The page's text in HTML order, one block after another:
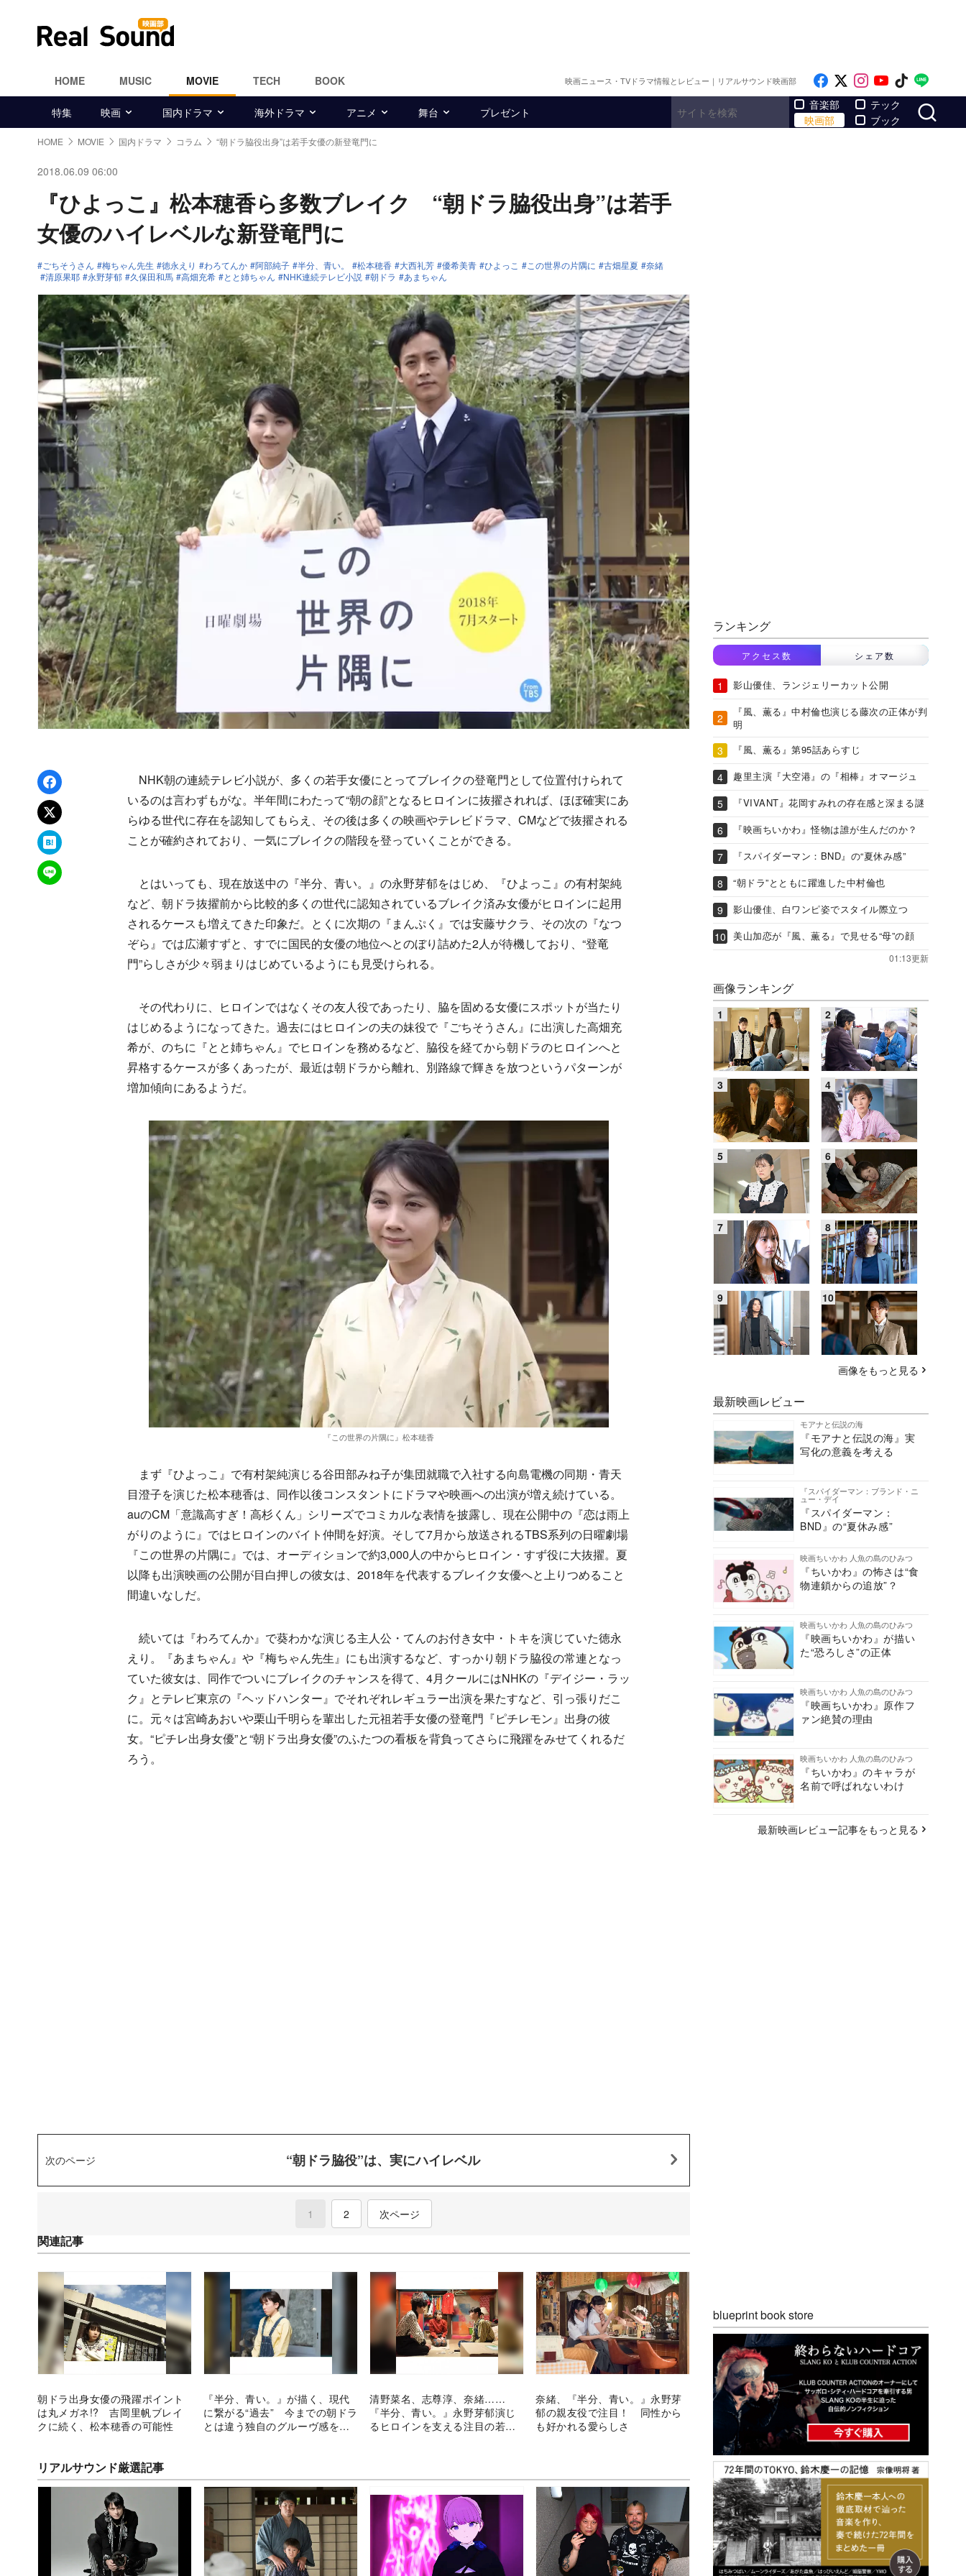
HOME MUSIC MOVIE TECH BOOK 映画ニュース・TVドラマ情報とレビュー｜リアルサウンド映画部 Like on Facebook
Follow on x
Follow on
Follow on
Follow
特集 映画 国内ドラマ 海外ドラマ アニメ 舞台 プレゼント
音楽部
映画部
テック
ブック
HOME MOVIE 国内ドラマ コラム “朝ドラ脇役出身”は若手女優の新登竜門に
2018.06.09 06:00
『ひよっこ』松本穂香ら多数ブレイク “朝ドラ脇役出身”は若手
女優のハイレベルな新登竜門に
ごちそうさん 梅ちゃん先生 徳永えり わろてんか 阿部純子 半分、青い。 松本穂香 大西礼芳 優希美青 ひよっこ この世界の片隅に 古畑星夏
奈緒
清原果耶
永野芽郁 久保田和馬 高畑充希 とと姉ちゃん NHK連続テレビ小説 朝ドラ あまちゃん
Facebookでシェア
xでポスト
はてなブックマーク
LINEで送る
NHK朝の連続テレビ小説が、多くの若手女優にとってブレイクの登竜門として位置付けられて
いるのは言わずもがな。半年間にわたって“朝の顔”となるヒロインに抜擢されれば、ほぼ確実にあ
らゆる世代に存在を認知してもらえ、その後は多くの映画やテレビドラマ、CMなどで抜擢される
ことが確約されており、一気にブレイクの階段を登っていくことができる。
とはいっても、現在放送中の『半分、青い。』の永野芽郁をはじめ、『ひよっこ』の有村架純
など、朝ドラ抜擢前から比較的多くの世代に認知されているブレイク済み女優がヒロインに起用
されるケースも増えてきた印象だ。とくに次期の『まんぷく』では安藤サクラ、その次の『なつ
ぞら』では広瀬すずと、すでに国民的女優の地位へとのぼり詰めた2人が待機しており、“登竜
門”らしさが少々弱まりはじめているようにも見受けられる。
その代わりに、ヒロインではなくその友人役であったり、脇を固める女優にスポットが当たり
はじめるようになってきた。過去にはヒロインの夫の妹役で『ごちそうさん』に出演した高畑充
希が、のちに『とと姉ちゃん』でヒロインを務めるなど、脇役を経てから朝ドラのヒロインへと
昇格するケースが多くあったが、最近は朝ドラから離れ、別路線で輝きを放つというパターンが
増加傾向にあるようだ。
『この世界の片隅に』松本穂香
まず『ひよっこ』で有村架純演じる谷田部みね子が集団就職で入社する向島電機の同期・青天
目澄子を演じた松本穂香は、同作以後コンスタントにドラマや映画への出演が増え続けている。
auのCM「意識高すぎ！高杉くん」シリーズでコミカルな表情を披露し、現在公開中の『恋は雨上
がりのように』ではヒロインのバイト仲間を好演。そして7月から放送されるTBS系列の日曜劇場
『この世界の片隅に』では、オーディションで約3,000人の中からヒロイン・すず役に大抜擢。夏
以降も出演映画の公開が目白押しの彼女は、2018年を代表するブレイク女優へと上りつめること
間違いなしだ。
続いては『わろてんか』で葵わかな演じる主人公・てんのお付き女中・トキを演じていた徳永
えり。『あまちゃん』や『梅ちゃん先生』にも出演するなど、すっかり朝ドラ脇役の常連となっ
ていた彼女は、同作でついにブレイクのチャンスを得て、4月クールにはNHKの『デイジー・ラッ
ク』とテレビ東京の『ヘッドハンター』でそれぞれレギュラー出演を果たすなど、引っ張りだこ
に。元々は宮崎あおいや栗山千明らを輩出した元祖若手女優の登竜門『ピチレモン』出身の彼
女。“ピチレ出身女優”と“朝ドラ出身女優”のふたつの看板を背負ってさらに飛躍をみせてくれるだ
ろう。
次のページ “朝ドラ脇役”は、実にハイレベル
1 (current)
2 次ページ
関連記事
朝ドラ出身女優の飛躍ポイント
は丸メガネ!? 吉岡里帆ブレイ
クに続く、松本穂香の可能性
『半分、青い。』が描く、現代
に繋がる“過去” 今までの朝ドラ
とは違う独自のグルーヴ感を読
清野菜名、志尊淳、奈緒……
『半分、青い。』永野芽郁演じ
るヒロインを支える注目の若手
奈緒、『半分、青い。』永野芽
郁の親友役で注目！ 同性から
も好かれる愛らしさ
リアルサウンド厳選記事
ランキング
アクセス数 シェア数
影山優佳、ランジェリーカット公開
『風、薫る』中村倫也演じる藤次の正体が判
明
『風、薫る』第95話あらすじ
趣里主演『大空港』の『相棒』オマージュ
『VIVANT』花岡すみれの存在感と深まる謎
『映画ちいかわ』怪物は誰が生んだのか？
『スパイダーマン：BND』の“夏休み感”
“朝ドラ”とともに躍進した中村倫也
影山優佳、白ワンピ姿でスタイル際立つ
美山加恋が『風、薫る』で見せる“母”の顔
01:13更新
画像ランキング
画像をもっと見る
最新映画レビュー
モアナと伝説の海
『モアナと伝説の海』実
写化の意義を考える
『スパイダーマン：ブランド・ニ
ュー・デイ
『スパイダーマン：
BND』の“夏休み感”
映画ちいかわ 人魚の島のひみつ
『ちいかわ』の怖さは“食
物連鎖からの追放”？
映画ちいかわ 人魚の島のひみつ
『映画ちいかわ』が描い
た“恐ろしさ”の正体
映画ちいかわ 人魚の島のひみつ
『映画ちいかわ』原作フ
ァン絶賛の理由
映画ちいかわ 人魚の島のひみつ
『ちいかわ』のキャラが
名前で呼ばれないわけ
最新映画レビュー記事をもっと見る
blueprint book store